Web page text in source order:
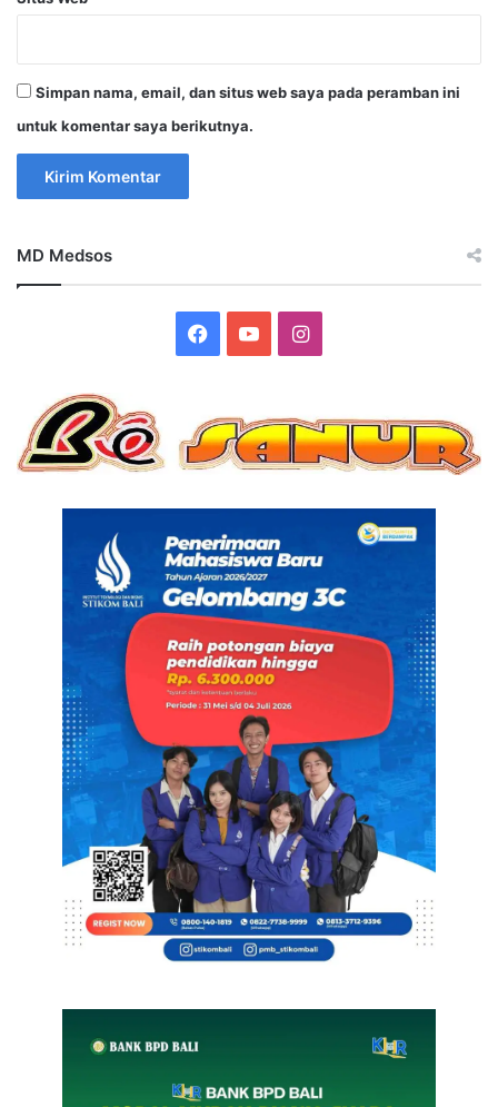
Simpan nama, email, dan situs web saya pada peramban ini
untuk komentar saya berikutnya.
MD Medsos
Facebook
YouTubeInstagram